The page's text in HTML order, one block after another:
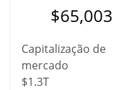
$65,003
Capitalização de
mercado
$1.3T